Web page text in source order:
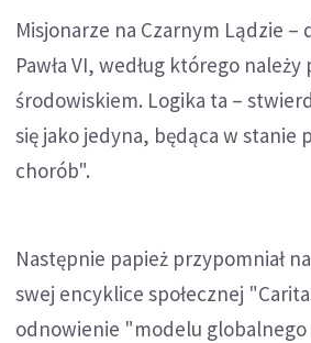
Misjonarze na Czarnym Lądzie
Pawła VI, według którego
środowiskiem. Logika ta –
się jako jedyna, będąca w stanie
chorób".
Następnie papież przypomniał
swej encyklice społecznej
odnowienie "modelu